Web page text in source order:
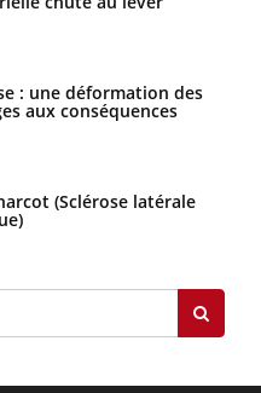
: une déformation des
aux conséquences
(Sclérose latérale